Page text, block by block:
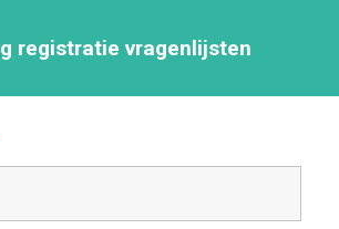
registratie vragenlijsten